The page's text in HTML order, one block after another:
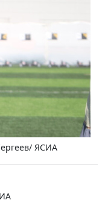
ЯСИА